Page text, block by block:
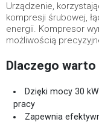
Urządzenie,
kompresji śrubowej,
energii. Kompresor
możliwością
Dlaczego
Dzięki mocy 30
pracy
Zapewnia